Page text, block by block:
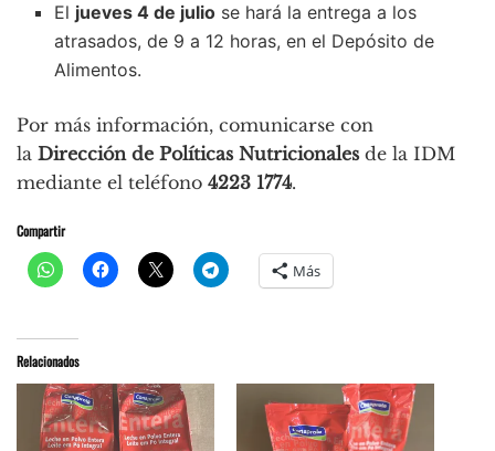
El jueves 4 de julio se hará la entrega a los
atrasados, de 9 a 12 horas, en el Depósito de
Alimentos.
Por más información, comunicarse con
la Dirección de Políticas Nutricionalesde la IDM
mediante el teléfono 4223 1774.
Compartir
Más
Relacionados